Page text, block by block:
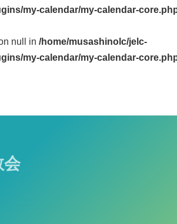
my-calendar/my-calendar-
null in /home/musashinolc/jelc-
my-calendar/my-calendar-
会